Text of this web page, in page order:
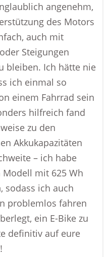
angenehm,
des Motors
auch mit
Steigungen
bleiben. Ich hätte nie
ich einmal so
einem Fahrrad sein
hilfreich fand
zu den
Akkukapazitäten
– ich habe
mit 625 Wh
sodass ich auch
problemlos fahren
ein E-Bike zu
definitiv auf eure